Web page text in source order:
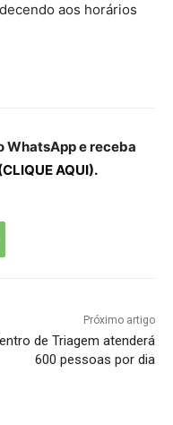
aos horários
WhatsApp e receba
AQUI).
Próximo artigo
de Triagem atenderá
600 pessoas por dia